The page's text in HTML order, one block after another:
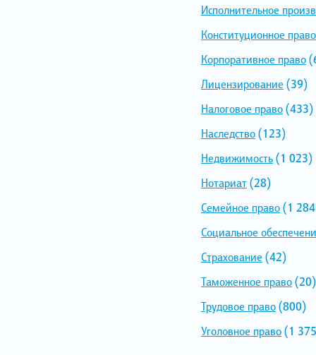
Исполнительное
Конституционное право
Корпоративное право
Лицензирование (39)
Налоговое право(433)
Наследство(123)
Недвижимость(1 023)
Нотариат(28)
Семейное право(1
Социальное
Страхование (42)
Таможенное право(20)
Трудовое право(800)
Уголовное право(1